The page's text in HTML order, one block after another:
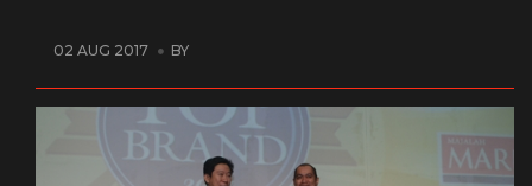
02 AUG 2017 BY